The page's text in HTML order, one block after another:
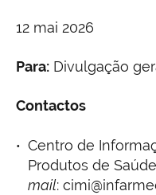
12 mai 2026
Para: Divulgação
Contactos
Centro de
Produtos de Saúde
mail: